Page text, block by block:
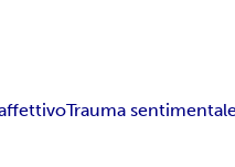
Trauma